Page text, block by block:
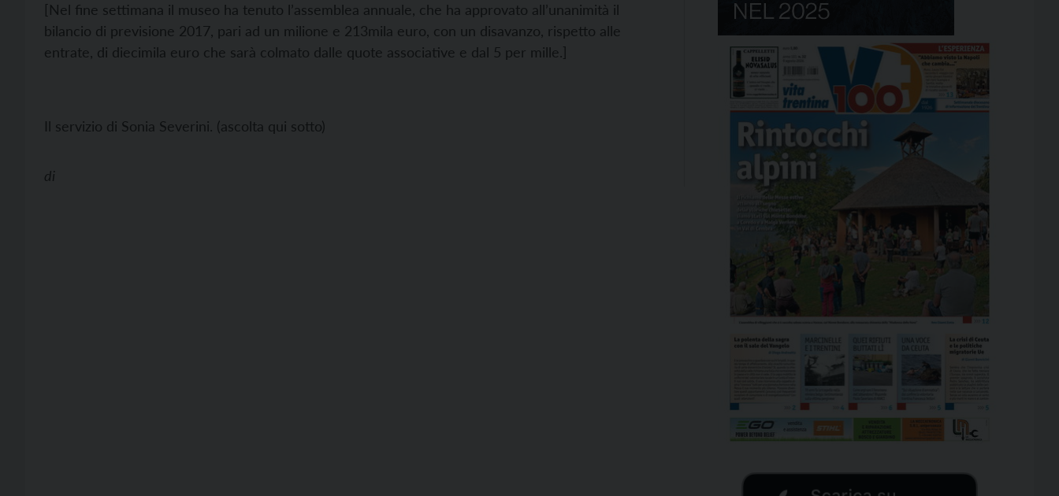
[Nel fine settimana il museo ha tenuto l’assemblea annuale, che ha approvato all’unanimità il
bilancio di previsione 2017, pari ad un milione e 213mila euro, con un disavanzo, rispetto alle
entrate, di diecimila euro che sarà colmato dalle quote associative e dal 5 per mille.]
Il servizio di Sonia Severini. (ascolta qui sotto)
di